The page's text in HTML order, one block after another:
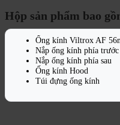
Hộp sản phẩm bao
Ống kính Viltrox AF
Nắp ống kính phía trước
Nắp ống kính phía sau
Ống kính Hood
Túi đựng ống kính